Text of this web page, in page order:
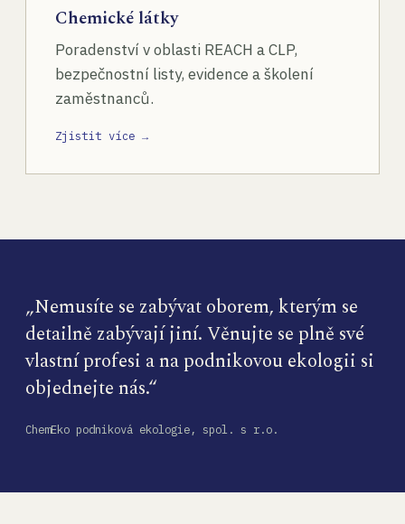
Chemické látky
Poradenství v oblasti REACH a CLP,
bezpečnostní listy, evidence a školení
zaměstnanců.
Zjistit více →
„Nemusíte se zabývat oborem, kterým se
detailně zabývají jiní. Věnujte se plně své
vlastní profesi a na podnikovou ekologii si
objednejte nás.“
ChemEko podniková ekologie, spol. s r.o.